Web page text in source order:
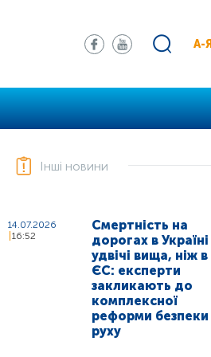
А-Я
Інші новини
14.07.2026
16:52
Смертність на
дорогах в Україні
удвічі вища, ніж в
ЄС: експерти
закликають до
комплексної
реформи безпеки
руху